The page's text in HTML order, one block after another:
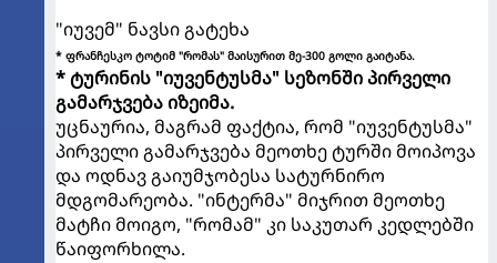
"იუვემ" ნავსი გატეხა
* ფრანჩესკო ტოტიმ "რომას" მაისურით მე-300 გოლი გაიტანა.
* ტურინის "იუვენტუსმა" სეზონში პირველი
გამარჯვება იზეიმა.
უცნაურია, მაგრამ ფაქტია, რომ "იუვენტუსმა"
პირველი გამარჯვება მეოთხე ტურში მოიპოვა
და ოდნავ გაიუმჯობესა სატურნირო
მდგომარეობა. "ინტერმა" მიჯრით მეოთხე
მატჩი მოიგო, "რომამ" კი საკუთარ კედლებში
წაიფორხილა.